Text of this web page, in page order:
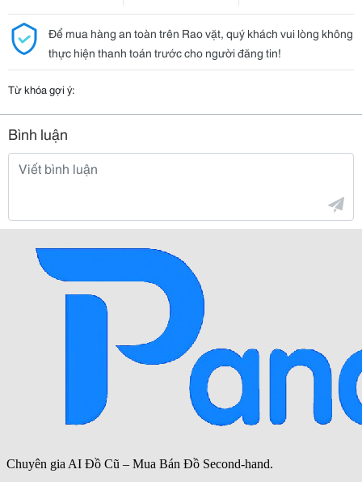
Để mua hàng an toàn trên Rao vặt, quý khách vui lòng không
thực hiện thanh toán trước cho người đăng tin!
Từ khóa gợi ý:
Bình luận